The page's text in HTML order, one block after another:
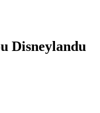
Disneylandu